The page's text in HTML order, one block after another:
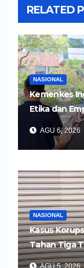
RELATED
NASIONAL
Kemenkes
Etika dan
AGU 6, 2026
NASIONAL
Kasus
Tahan Tiga
AGU 5, 2026